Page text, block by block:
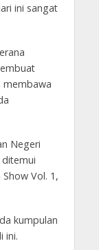
ini sangat
membawa
Negeri
Vol. 1,